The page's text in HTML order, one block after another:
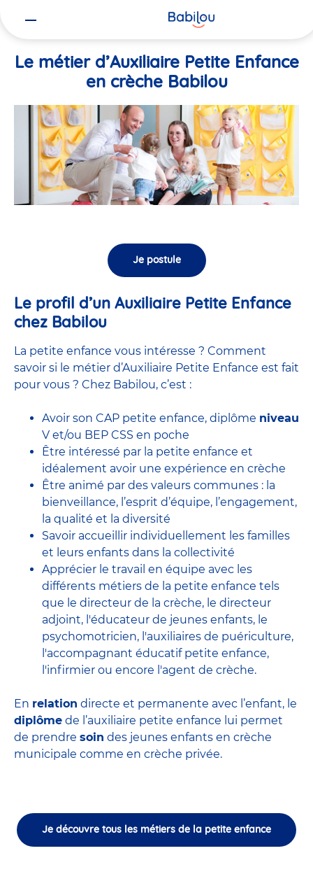
Le métier d’Auxiliaire Petite Enfance
en crèche Babilou
Je postule
Le profil d’un Auxiliaire Petite Enfance
chez Babilou
La petite enfance vous intéresse ? Comment
savoir si le métier d’Auxiliaire Petite Enfance est fait
pour vous ? Chez Babilou, c’est :
Avoir son CAP petite enfance, diplôme niveau
V et/ou BEP CSS en poche
Être intéressé par la petite enfance et
idéalement avoir une expérience en crèche
Être animé par des valeurs communes : la
bienveillance, l’esprit d’équipe, l’engagement,
la qualité et la diversité
Savoir accueillir individuellement les familles
et leurs enfants dans la collectivité
Apprécier le travail en équipe avec les
différents métiers de la petite enfance tels
que le directeur de la crèche, le directeur
adjoint, l'éducateur de jeunes enfants, le
psychomotricien, l'auxiliaires de puériculture,
l'accompagnant éducatif petite enfance,
l'infirmier ou encore l'agent de crèche.
En relation directe et permanente avec l’enfant, le
diplôme de l’auxiliaire petite enfance lui permet
de prendre soin des jeunes enfants en crèche
municipale comme en crèche privée.
Je découvre tous les métiers de la petite enfance